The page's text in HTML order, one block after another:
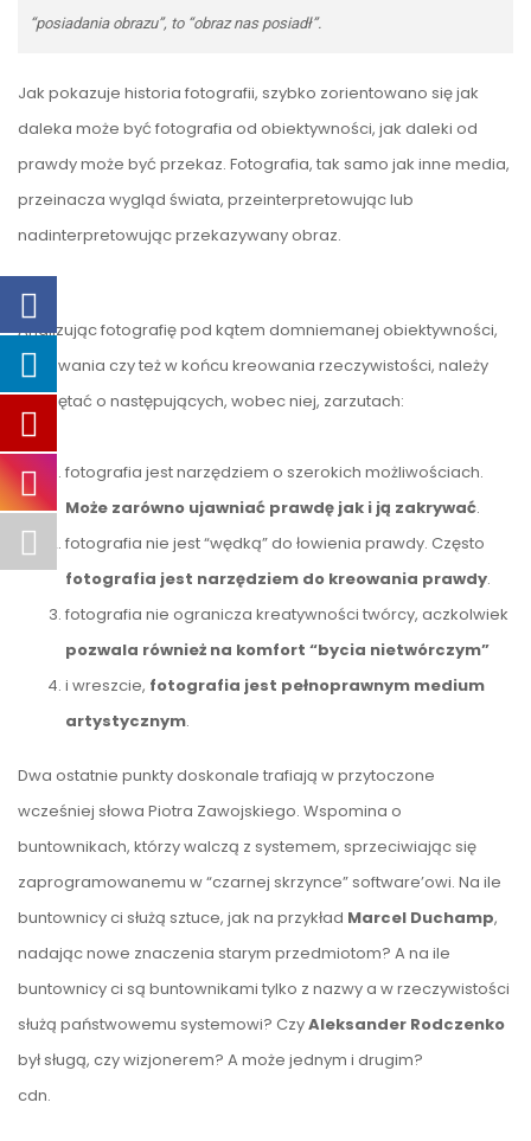
“posiadania obrazu”, to “obraz nas posiadł”.
Jak pokazuje historia fotografii, szybko zorientowano się jak
daleka może być fotografia od obiektywności, jak daleki od
prawdy może być przekaz. Fotografia, tak samo jak inne media,
przeinacza wygląd świata, przeinterpretowując lub
nadinterpretowując przekazywany obraz.
Analizując fotografię pod kątem domniemanej obiektywności,
kodowania czy też w końcu kreowania rzeczywistości, należy
pamiętać o następujących, wobec niej, zarzutach:
fotografia jest narzędziem o szerokich możliwościach.
Może zarówno ujawniać prawdę jak i ją zakrywać.
fotografia nie jest “wędką” do łowienia prawdy. Często
fotografia jest narzędziem do kreowania prawdy.
fotografia nie ogranicza kreatywności twórcy, aczkolwiek
pozwala również na komfort “bycia nietwórczym”
i wreszcie, fotografia jest pełnoprawnym medium
artystycznym.
Dwa ostatnie punkty doskonale trafiają w przytoczone
wcześniej słowa Piotra Zawojskiego. Wspomina o
buntownikach, którzy walczą z systemem, sprzeciwiając się
zaprogramowanemu w “czarnej skrzynce” software’owi. Na ile
buntownicy ci służą sztuce, jak na przykład Marcel Duchamp,
nadając nowe znaczenia starym przedmiotom? A na ile
buntownicy ci są buntownikami tylko z nazwy a w rzeczywistości
służą państwowemu systemowi? CzyAleksander Rodczenko
był sługą, czy wizjonerem? A może jednym i drugim?
cdn.